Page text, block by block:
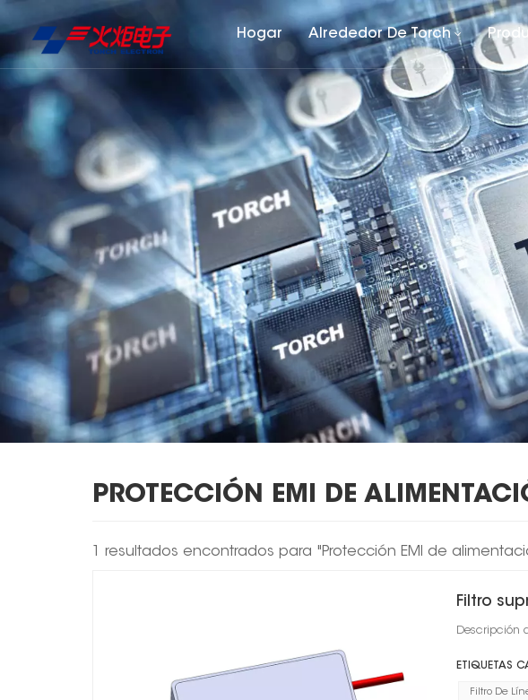
Hogar Alrededor De Torch
PROTECCIÓN EMI DE
1 resultados encontrados para "Protección EMI de
Filtro
Descripción
ETIQUETAS
Filtro De